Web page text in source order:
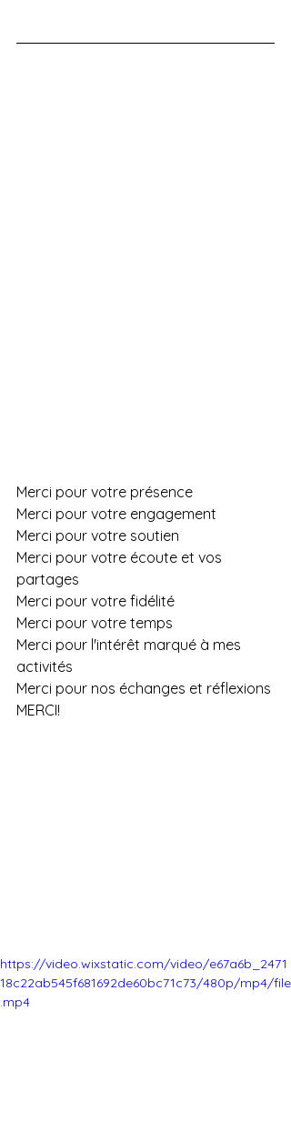
Merci pour votre présence
Merci pour votre engagement
Merci pour votre soutien
Merci pour votre écoute et vos
partages
Merci pour votre fidélité
Merci pour votre temps
Merci pour l'intérêt marqué à mes
activités
Merci pour nos échanges et réflexions
MERCI!
https://video.wixstatic.com/video/e67a6b_2471
18c22ab545f681692de60bc71c73/480p/mp4/file
.mp4